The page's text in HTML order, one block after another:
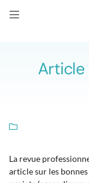

Article

La revue
article sur les